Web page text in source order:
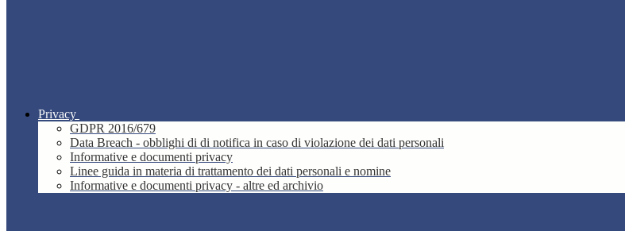
Privacy
GDPR 2016/679
Data Breach - obblighi di di notifica in caso di violazione dei dati personali
Informative e documenti privacy
Linee guida in materia di trattamento dei dati personali e nomine
Informative e documenti privacy - altre ed archivio